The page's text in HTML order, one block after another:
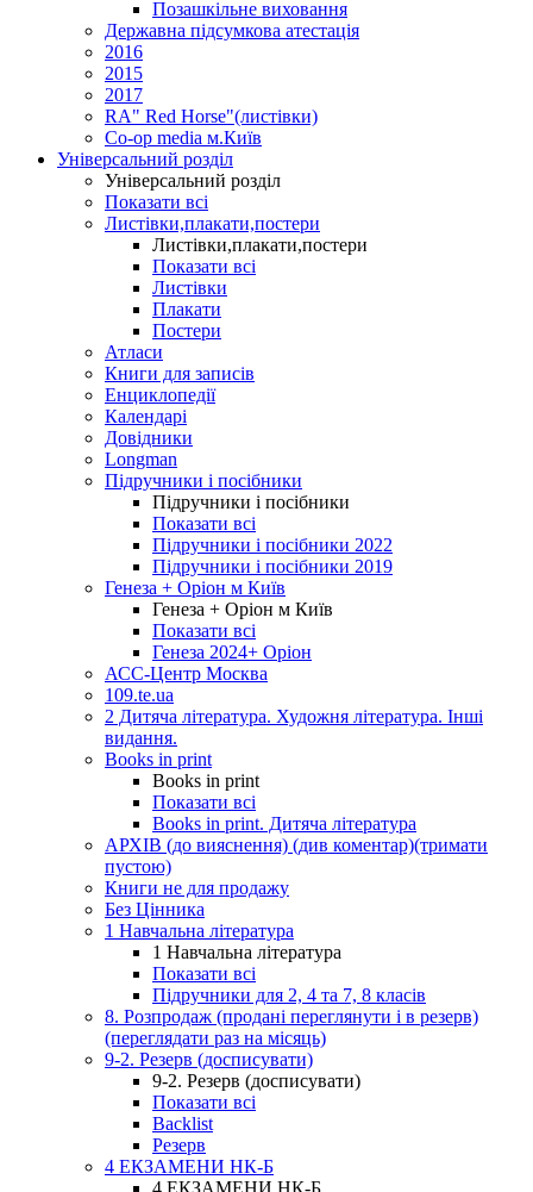
Позашкільне виховання
Державна підсумкова атестація
2016
2015
2017
RA" Red Horse"(листівки)
Co-op media м.Київ
Універсальний розділ
Універсальний розділ
Показати всі
Листівки,плакати,постери
Листівки,плакати,постери
Показати всі
Листівки
Плакати
Постери
Атласи
Книги для записів
Енциклопедії
Календарі
Довідники
Longman
Підручники і посібники
Підручники і посібники
Показати всі
Підручники і посібники 2022
Підручники і посібники 2019
Генеза + Оріон м Київ
Генеза + Оріон м Київ
Показати всі
Генеза 2024+ Оріон
АСС-Центр Москва
109.te.ua
2 Дитяча література. Художня література. Інші
видання.
Books in print
Books in print
Показати всі
Books in print. Дитяча література
АРХІВ (до вияснення) (див коментар)(тримати
пустою)
Книги не для продажу
Без Цінника
1 Навчальна література
1 Навчальна література
Показати всі
Підручники для 2, 4 та 7, 8 класів
8. Розпродаж (продані переглянути і в резерв)
(переглядати раз на місяць)
9-2. Резерв (досписувати)
9-2. Резерв (досписувати)
Показати всі
Backlist
Резерв
4 ЕКЗАМЕНИ НК-Б
4 ЕКЗАМЕНИ НК-Б